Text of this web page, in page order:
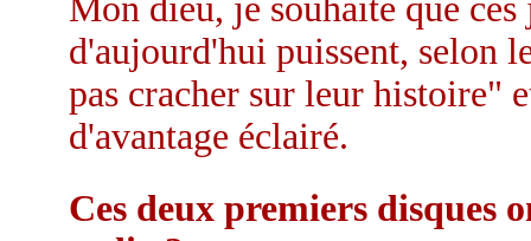
Mon dieu, je souhaite que
d'aujourd'hui puissent, selon
pas cracher sur leur histoire"
d'avantage éclairé.
Ces deux premiers disques